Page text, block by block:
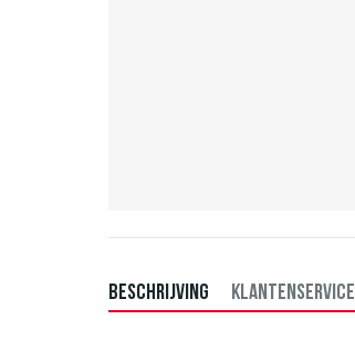
BESCHRIJVING KLANTENSERVICE